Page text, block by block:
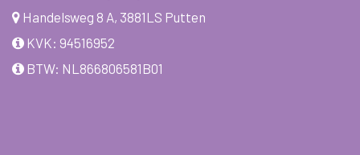
Handelsweg 8 A, 3881LS Putten
KVK: 94516952
BTW: NL866806581B01